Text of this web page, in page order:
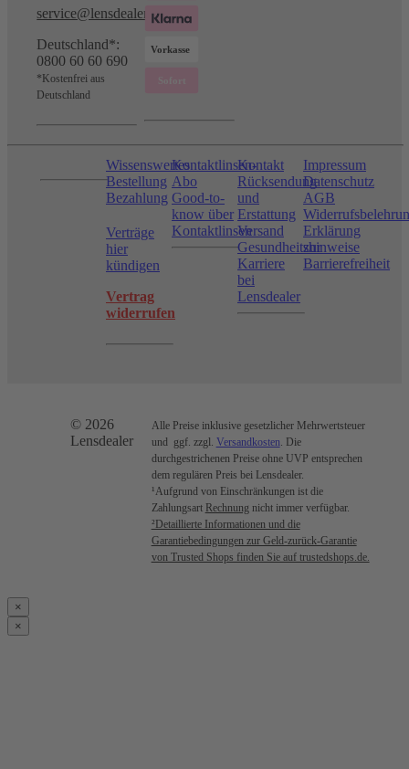
service@lensdealer.com
Deutschland*:
0800 60 60 690
*Kostenfrei aus
Deutschland
Wissenswertes
Bestellung
Bezahlung
Verträge
hier
kündigen
Vertrag
widerrufen
Kontaktlinsen-
Abo
Good-to-
know über
Kontaktlinsen
Kontakt
Rücksendung
und
Erstattung
Versand
Gesundheitshinweise
Karriere
bei
Lensdealer
Impressum
Datenschutz
AGB
Erklärung
zur
Barrierefreiheit
© 2026
Lensdealer
Alle Preise inklusive gesetzlicher Mehrwertsteuer
und ggf. zzgl. Versandkosten. Die
durchgestrichenen Preise ohne UVP entsprechen
dem regulären Preis bei Lensdealer.
¹Aufgrund von Einschränkungen ist die
Zahlungsart Rechnungnicht immer verfügbar.
²Detaillierte Informationen und die
Garantiebedingungen zur Geld-zurück-Garantie
von Trusted Shops finden Sie auf trustedshops.de.
×
×